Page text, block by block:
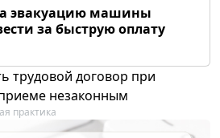
эвакуацию машины
за быструю оплату
трудовой договор при
незаконным
практика